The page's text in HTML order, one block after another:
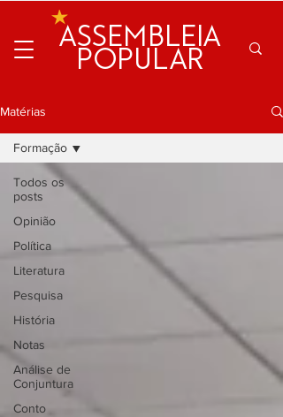
ASSEMBLEIA
POPULAR
Matérias
Todos os
posts
Opinião
Política
Literatura
Pesquisa
História
Notas
Análise de
Conjuntura
Conto
Formação